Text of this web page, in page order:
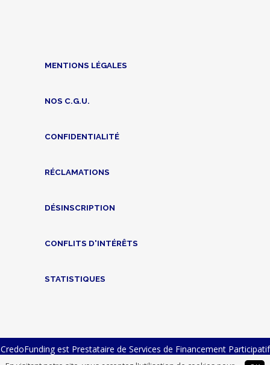
MENTIONS LÉGALES
NOS C.G.U.
CONFIDENTIALITÉ
RÉCLAMATIONS
DÉSINSCRIPTION
CONFLITS D'INTÉRÊTS
STATISTIQUES
CredoFunding est Prestataire de Services de Financement Participatif
n° FP-2023-23 et Intermédiaire en Financement Participatif n°